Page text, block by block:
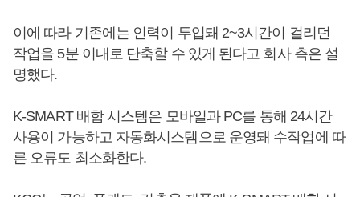
이에 따라 기존에는 인력이 투입돼 2~3시간이 걸리던
작업을 5분 이내로 단축할 수 있게 된다고 회사 측은 설
명했다.
K-SMART 배합 시스템은 모바일과 PC를 통해 24시간
사용이 가능하고 자동화시스템으로 운영돼 수작업에 따
른 오류도 최소화한다.